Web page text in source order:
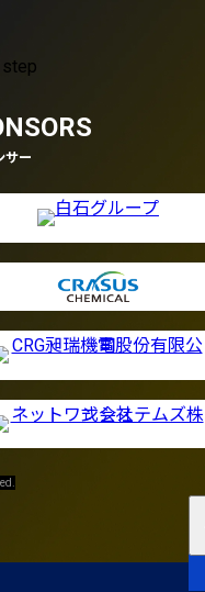
サー